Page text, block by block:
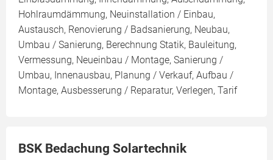
Hohlraumdämmung, Neuinstallation / Einbau,
Austausch, Renovierung / Badsanierung, Neubau,
Umbau / Sanierung, Berechnung Statik, Bauleitung,
Vermessung, Neueinbau / Montage, Sanierung /
Umbau, Innenausbau, Planung / Verkauf, Aufbau /
Montage, Ausbesserung / Reparatur, Verlegen, Tarif
BSK Bedachung Solartechnik